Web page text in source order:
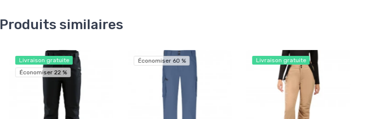
Produits similaires
Livraison gratuite
Économiser 22 %
Économiser 60 % Livraison gratuite